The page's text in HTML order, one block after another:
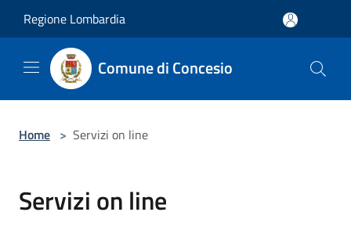
Regione Lombardia
Comune di Concesio
Home > Servizi on line
Servizi on line